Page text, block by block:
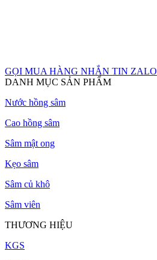
GỌI MUA HÀNG NHẮN TIN ZALO
DANH MỤC SẢN PHẨM
Nước hồng sâm
Cao hồng sâm
Sâm mật ong
Kẹo sâm
Sâm củ khô
Sâm viên
THƯƠNG HIỆU
KGS